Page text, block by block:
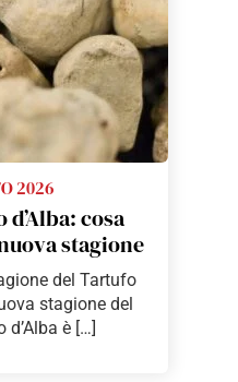
2026
cosa
stagione
del Tartufo
stagione del
è […]